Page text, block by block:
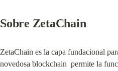
Sobre ZetaChain
ZetaChain es la capa fundacional
novedosa blockchain  permite la